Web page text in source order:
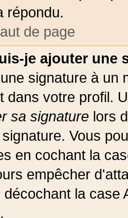
répondu.
de page
je ajouter une
signature à un
dans votre profil.
sa signature lors
Vous
en cochant la
empêcher
décochant la case